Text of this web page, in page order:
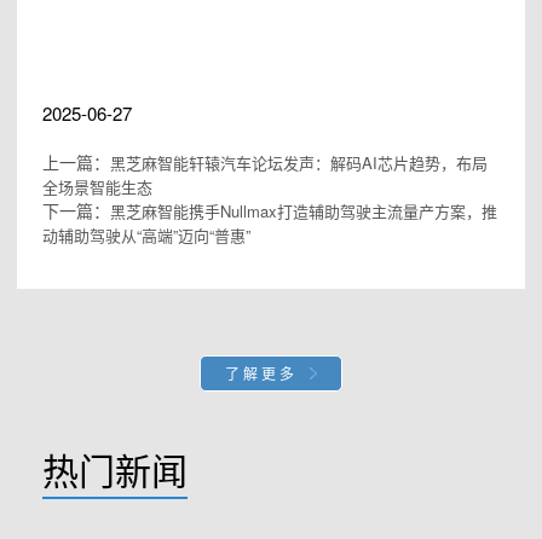
2025-06-27
上一篇： 黑芝麻智能轩辕汽车论坛发声：解码AI芯片趋势，布局
全场景智能生态
下一篇： 黑芝麻智能携手Nullmax打造辅助驾驶主流量产方案，推
动辅助驾驶从“高端”迈向“普惠”
了解更多
热门新闻